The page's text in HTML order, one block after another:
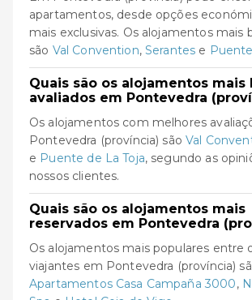
apartamentos, desde opções
mais exclusivas. Os alojamentos mais
são Val Convention,Serantes e
Quais são os alojamentos mais
avaliados em Pontevedra
Os alojamentos com melhores
Pontevedra (província) sãoVal
e Puente de La Toja, segundo as
nossos clientes.
Quais são os alojamentos mais
reservados em Pontevedra
Os alojamentos mais populares entre
viajantes em Pontevedra (província)
Apartamentos Casa Campaña 3000,